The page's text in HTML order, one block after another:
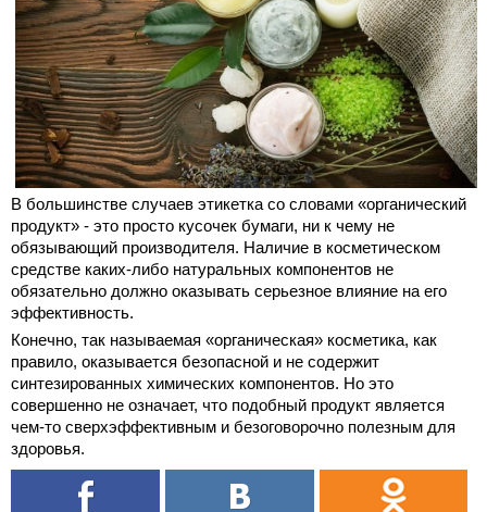
В большинстве случаев этикетка со словами «органический
продукт» - это просто кусочек бумаги, ни к чему не
обязывающий производителя. Наличие в косметическом
средстве каких-либо натуральных компонентов не
обязательно должно оказывать серьезное влияние на его
эффективность.
Конечно, так называемая «органическая» косметика, как
правило, оказывается безопасной и не содержит
синтезированных химических компонентов. Но это
совершенно не означает, что подобный продукт является
чем-то сверхэффективным и безоговорочно полезным для
здоровья.